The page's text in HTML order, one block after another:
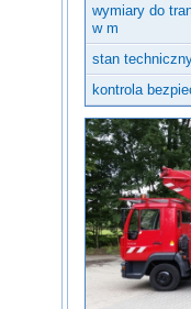
wymiary do
w m
stan
kontrola